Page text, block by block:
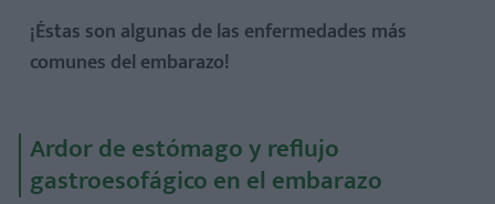
¡Éstas son algunas de las enfermedades más
comunes del embarazo!
Ardor de estómago y reflujo
gastroesofágico en el embarazo